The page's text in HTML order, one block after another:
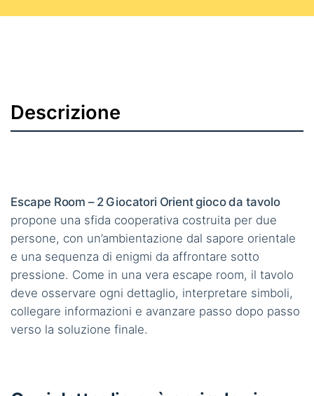
Descrizione
Escape Room – 2 Giocatori Orient gioco da tavolo
propone una sfida cooperativa costruita per due
persone, con un’ambientazione dal sapore orientale
e una sequenza di enigmi da affrontare sotto
pressione. Come in una vera escape room, il tavolo
deve osservare ogni dettaglio, interpretare simboli,
collegare informazioni e avanzare passo dopo passo
verso la soluzione finale.